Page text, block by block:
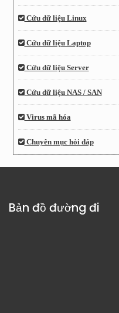
Cứu dữ liệu Linux
Cứu dữ liệu Laptop
Cứu dữ liệu Server
Cứu dữ liệu NAS / SAN
Virus mã hóa
Chuyên mục hỏi đáp
Bản đồ đường đi